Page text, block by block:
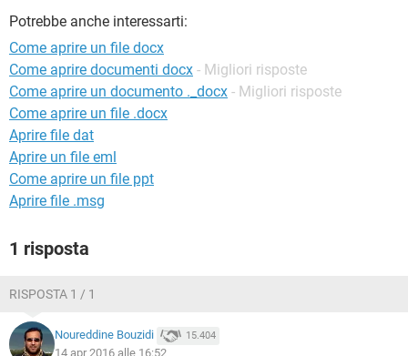
INSTAGRAM
TIKTOK
Potrebbe anche interessarti:
Come aprire un file docx
Come aprire documenti docx - Migliori risposte
Come aprire un documento ._docx - Migliori risposte
Come aprire un file .docx
Aprire file dat
Aprire un file eml
Come aprire un file ppt
Aprire file .msg
1 risposta
RISPOSTA 1 / 1
Noureddine Bouzidi 15.404
14 apr 2016 alle 16:52